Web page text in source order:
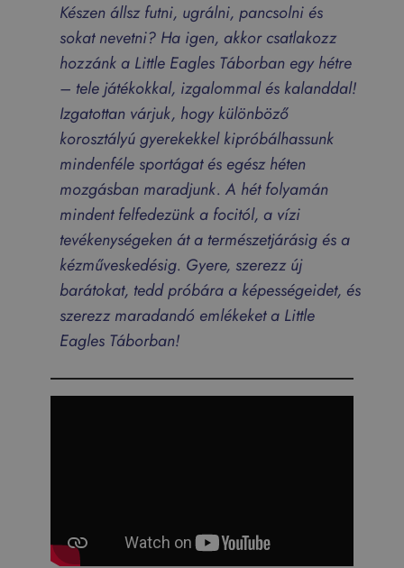
Készen állsz futni, ugrálni, pancsolni és
sokat nevetni? Ha igen, akkor csatlakozz
hozzánk a Little Eagles Táborban egy hétre
– tele játékokkal, izgalommal és kalanddal!
Izgatottan várjuk, hogy különböző
korosztályú gyerekekkel kipróbálhassunk
mindenféle sportágat és egész héten
mozgásban maradjunk. A hét folyamán
mindent felfedezünk a focitól, a vízi
tevékenységeken át a természetjárásig és a
kézműveskedésig. Gyere, szerezz új
barátokat, tedd próbára a képességeidet, és
szerezz maradandó emlékeket a Little
Eagles Táborban!